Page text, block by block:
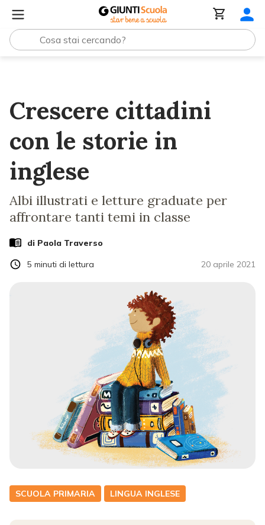
Crescere cittadini
con le storie in
inglese
Albi illustrati e letture graduate per
affrontare tanti temi in classe
di Paola Traverso
20 aprile 2021
5 minuti di lettura
SCUOLA PRIMARIA LINGUA INGLESE